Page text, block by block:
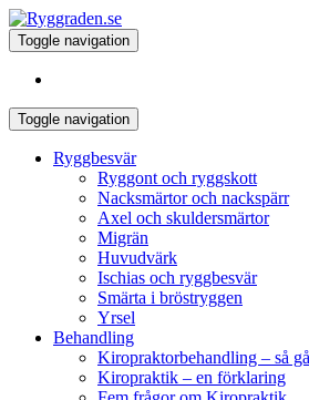
Toggle navigation
Toggle navigation
Ryggbesvär
Ryggont och ryggskott
Nacksmärtor och nackspärr
Axel och skuldersmärtor
Migrän
Huvudvärk
Ischias och ryggbesvär
Smärta i bröstryggen
Yrsel
Behandling
Kiropraktorbehandling – så
Kiropraktik – en förklaring